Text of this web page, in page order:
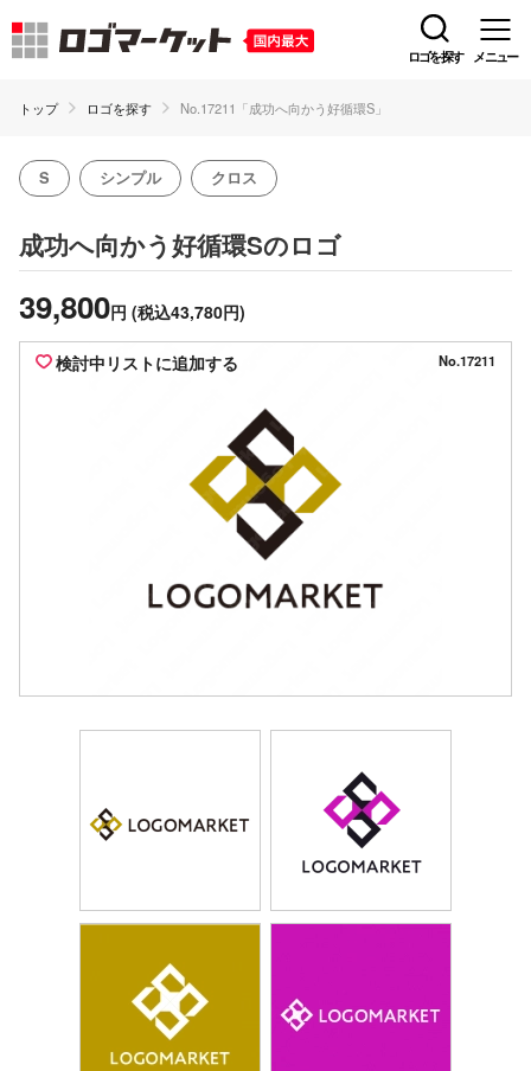
ロゴを探す メニュー
トップ ロゴを探す No.17211「成功へ向かう好循環S」
S シンプル クロス
成功へ向かう好循環Sのロゴ
39,800円 (税込43,780円)
検討中リストに追加する No.17211